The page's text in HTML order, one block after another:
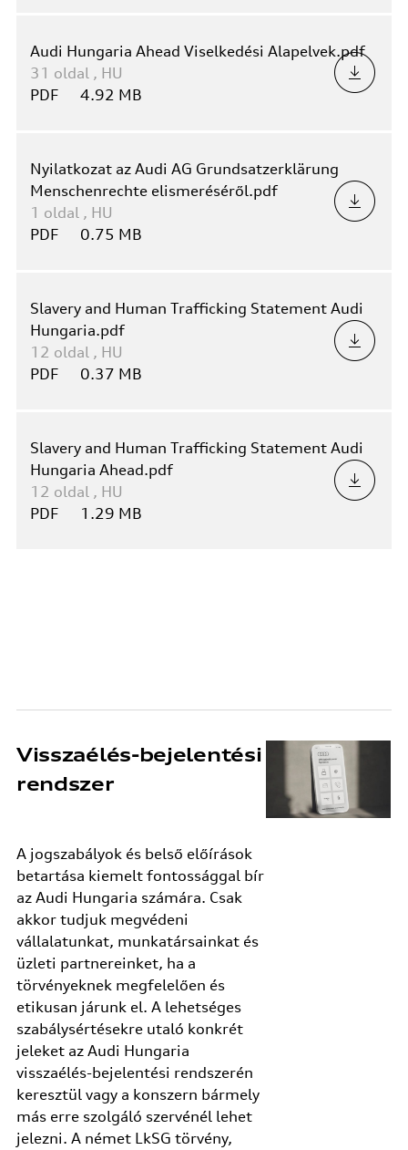
Audi Hungaria Ahead Viselkedési Alapelvek.pdf
31 oldal, HU
PDF
4.92 MB
Nyilatkozat az Audi AG Grundsatzerklärung
Menschenrechte elismeréséről.pdf
1 oldal, HU
PDF
0.75 MB
Slavery and Human Trafficking Statement Audi
Hungaria.pdf
12 oldal, HU
PDF
0.37 MB
Slavery and Human Trafficking Statement Audi
Hungaria Ahead.pdf
12 oldal, HU
PDF
1.29 MB
Visszaélés-bejelentési
rendszer
A jogszabályok és belső előírások
betartása kiemelt fontossággal bír
az Audi Hungaria számára. Csak
akkor tudjuk megvédeni
vállalatunkat, munkatársainkat és
üzleti partnereinket, ha a
törvényeknek megfelelően és
etikusan járunk el. A lehetséges
szabálysértésekre utaló konkrét
jeleket az Audi Hungaria
visszaélés-bejelentési rendszerén
keresztül vagy a konszern bármely
más erre szolgáló szervénél lehet
jelezni. A német LkSG törvény,